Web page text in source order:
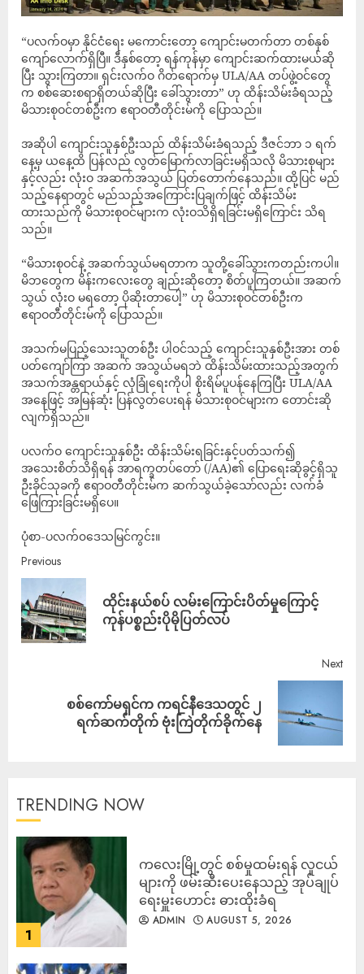
“ပလက်ဝမှာ နိုင်ငံရေး မကောင်းတော့ ကျောင်းမတက်တာ တစ်နှစ်
ကျော်လောက်ရှိပြီ။ ဒီနှစ်တော့ ရန်ကုန်မှာ ကျောင်းဆက်ထားမယ်ဆို
ပြီး သွားကြတာ။ ရှင်းလက်ဝ ဂိတ်ရောက်မှ ULA/AA တပ်ဖွဲ့ဝင်တွေ
က စစ်ဆေးစရာရှိတယ်ဆိုပြီး ခေါ်သွားတာ” ဟု ထိန်းသိမ်းခံရသည့်
မိသားစုဝင်တစ်ဦးက ဧရာဝတီတိုင်းမ်ကို ပြောသည်။
အဆိုပါ ကျောင်းသူနှစ်ဦးသည် ထိန်းသိမ်းခံရသည့် ဒီဇင်ဘာ ၁ ရက်
နေ့မှ ယနေ့ထိ ပြန်လည် လွတ်မြောက်လာခြင်းမရှိသလို မိသားစုများ
နှင့်လည်း လုံးဝ အဆက်အသွယ် ပြတ်တောက်နေသည်။ ထို့ပြင် မည်
သည့်နေရာတွင် မည်သည့်အကြောင်းပြချက်ဖြင့် ထိန်းသိမ်း
ထားသည်ကို မိသားစုဝင်များက လုံးဝသိရှိရခြင်းမရှိကြောင်း သိရ
သည်။
“မိသားစုဝင်နဲ့ အဆက်သွယ်မရတာက သူတို့ခေါ်သွားကတည်းကပါ။
မိဘတွေက မိန်းကလေးတွေ ချည်းဆိုတော့ စိတ်ပူကြတယ်။ အဆက်
သွယ် လုံးဝ မရတော့ ပိုဆိုးတာပေါ့” ဟု မိသားစုဝင်တစ်ဦးက
ဧရာဝတီတိုင်းမ်ကို ပြောသည်။
အသက်မပြည့်သေးသူတစ်ဦး ပါဝင်သည့် ကျောင်းသူနှစ်ဦးအား တစ်
ပတ်ကျော်ကြာ အဆက် အသွယ်မရဘဲ ထိန်းသိမ်းထားသည့်အတွက်
အသက်အန္တရာယ်နှင့် လုံခြုံရေးကိုပါ စိုးရိမ်ပူပန်နေကြပြီး ULA/AA
အနေဖြင့် အမြန်ဆုံး ပြန်လွတ်ပေးရန် မိသားစုဝင်များက တောင်းဆို
လျက်ရှိသည်။
ပလက်ဝ ကျောင်းသူနှစ်ဦး ထိန်းသိမ်းရခြင်းနှင့်ပတ်သက်၍
အသေးစိတ်သိရှိရန် အာရက္ခတပ်တော် (/AA)၏ ပြောရေးဆိုခွင့်ရှိသူ
ဦးခိုင်သုခကို ဧရာဝတီတိုင်းမ်က ဆက်သွယ်ခဲ့သော်လည်း လက်ခံ
ဖြေကြားခြင်းမရှိပေ။
ပုံစာ-ပလက်၀ဒေသမြင်ကွင်း။
Previous
ထိုင်းနယ်စပ် လမ်းကြောင်းပိတ်မှုကြောင့်
ကုန်ပစ္စည်းပိုမိုပြတ်လပ်
Next
စစ်ကော်မရှင်က ကရင်နီဒေသတွင် ၂
ရက်ဆက်တိုက် ဗုံးကြဲတိုက်ခိုက်နေ
TRENDING NOW
1
ကလေးမြို့တွင် စစ်မှုထမ်းရန် လူငယ်
များကို ဖမ်းဆီးပေးနေသည့် အုပ်ချုပ်
ရေးမှူးဟောင်း ဓားထိုးခံရ
ADMIN AUGUST 5, 2026